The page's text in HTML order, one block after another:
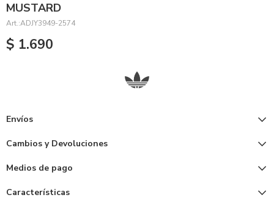
MUSTARD
ADJY3949-2574
$ 1.690
Envíos
Cambios y Devoluciones
Medios de pago
Características